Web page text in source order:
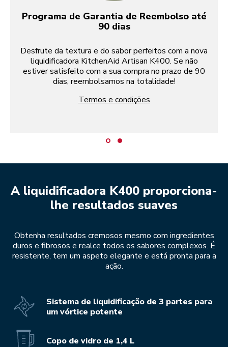
Programa de Garantia de Reembolso até
90 dias
Desfrute da textura e do sabor perfeitos com a nova
liquidificadora KitchenAid Artisan K400. Se não
estiver satisfeito com a sua compra no prazo de 90
dias, reembolsamos na totalidade!
Termos e condições
A liquidificadora K400 proporciona-
lhe resultados suaves
Obtenha resultados cremosos mesmo com ingredientes
duros e fibrosos e realce todos os sabores complexos. É
resistente, tem um aspeto elegante e está pronta para a
ação.
Sistema de liquidificação de 3 partes para
um vórtice potente
Copo de vidro de 1,4 L